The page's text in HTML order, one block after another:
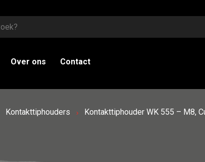
Over ons Contact
Kontakttiphouders Kontakttiphouder WK 555 – M8,